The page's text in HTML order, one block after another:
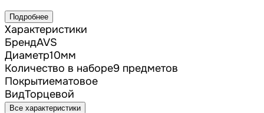
Подробнее
Характеристики
БрендAVS
Диаметр10мм
Количество в наборе9 предметов
Покрытиематовое
ВидТорцевой
Все характеристики